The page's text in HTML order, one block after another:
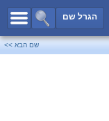
הגרל שם
כל השמות
שמות לבנים
שם הבא >>